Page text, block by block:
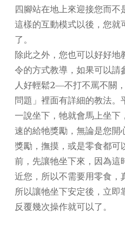
四腳站在地上來迎接您而不
這樣的互動模式以後，您就
了。
除此之外，您也可以好好地
令的方式教導，如果可以請
人好輕鬆2―不打不罵不關
問題」裡面有詳細的教法。
一說坐下，牠就會馬上坐下
速的給牠獎勵，無論是您開
獎勵，撫摸，或是零食都可
前，先讓牠坐下來，因為這
近您，所以不需要用零食，
所以讓牠坐下安定後，立即
反覆幾次操作就可以了。